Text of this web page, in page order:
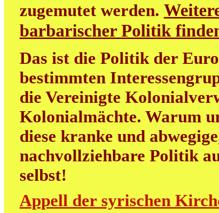
zugemutet werden.
barbarischer Politik
Das ist die Politik der
bestimmten
die Vereinigte
Kolonialmächte. Warum
diese kranke und
nachvollziehbare Politik
selbst!
Appell der syrischen